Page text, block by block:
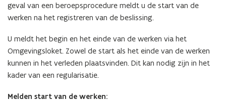
geval van een beroepsprocedure meldt u de start van de
werken na het registreren van de beslissing.
U meldt het begin en het einde van de werken via het
Omgevingsloket. Zowel de start als het einde van de werken
kunnen in het verleden plaatsvinden. Dit kan nodig zijn in het
kader van een regularisatie.
Melden start van de werken: